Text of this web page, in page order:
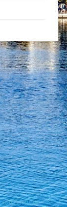
Δικτύου